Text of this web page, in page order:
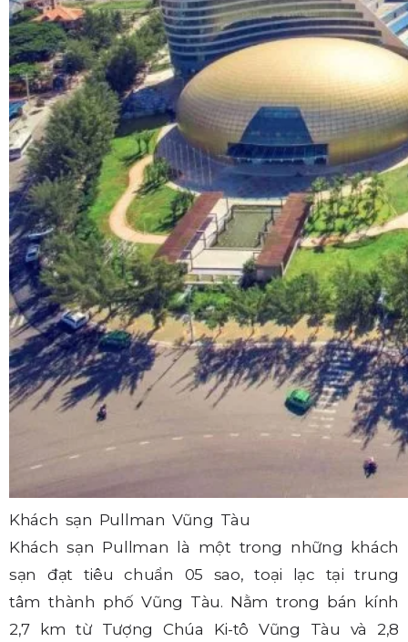
Khách sạn Pullman Vũng Tàu
Khách sạn Pullman là một trong những khách
sạn đạt tiêu chuẩn 05 sao, toại lạc tại trung
tâm thành phố Vũng Tàu. Nằm trong bán kính
2,7 km từ Tượng Chúa Ki-tô Vũng Tàu và 2,8